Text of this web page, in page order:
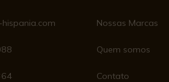
Nossas Marcas
Quem somos
Contato